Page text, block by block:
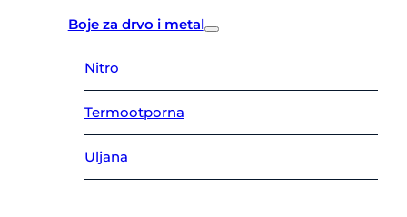
Boje za drvo i metal
Nitro
Termootporna
Uljana